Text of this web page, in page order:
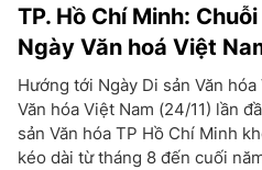
TP. Hồ Chí Minh:
Ngày Văn hoá Việt
Hướng tới Ngày Di sản Văn
Văn hóa Việt Nam (24/11) lần
sản Văn hóa TP Hồ Chí Minh
kéo dài từ tháng 8 đến cuối